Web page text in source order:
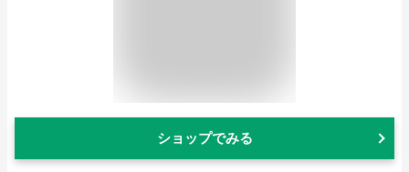
ショップでみる